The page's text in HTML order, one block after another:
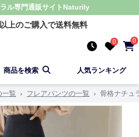
ル専門通販サイト Naturily
上のご購入で送料無料
0 0
商品を検索 人気ランキング
一覧 › フレアパンツの一覧 › 骨格ナチュ